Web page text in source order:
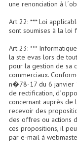
Hp
Sono:
une renonciation à
Art 22: *** Loi
sont soumises à la loi
Art 23: ***
la ste evas lors de
pour la gestion de sa
commerciaux.
n�78-17 du 6 janvier
de rectification,
concernant auprès de
recevoir des
des offres ou actions
ces propositions, il
par e-mail à